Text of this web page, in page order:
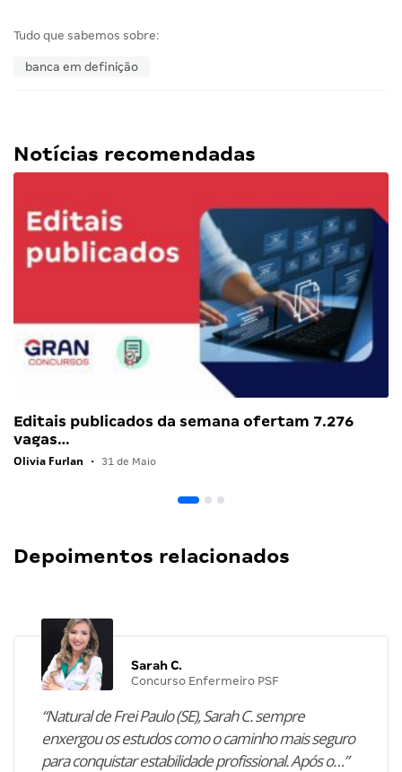
Tudo que sabemos sobre:
banca em definição
Notícias recomendadas
Editais publicados da semana ofertam 7.276
vagas…
Olivia Furlan • 31 de Maio
Depoimentos relacionados
Sarah C.
Concurso Enfermeiro PSF
“Natural de Frei Paulo (SE), Sarah C. sempre
enxergou os estudos como o caminho mais seguro
para conquistar estabilidade profissional. Após o…”